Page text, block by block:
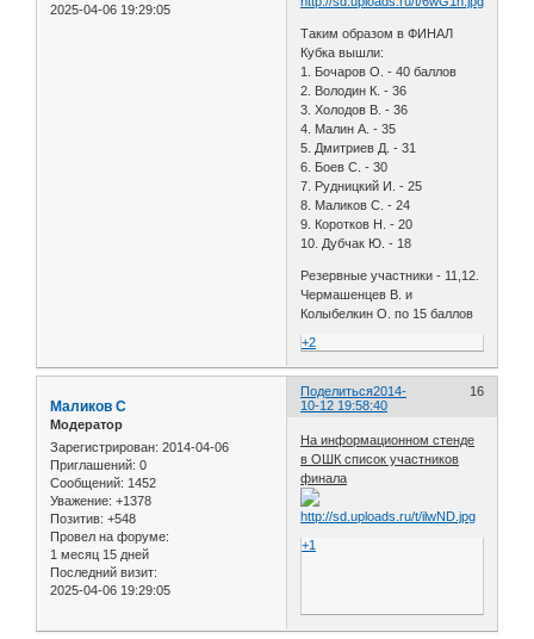
2025-04-06 19:29:05
Таким образом в ФИНАЛ
Кубка вышли:
1. Бочаров О. - 40 баллов
2. Володин К. - 36
3. Холодов В. - 36
4. Малин А. - 35
5. Дмитриев Д. - 31
6. Боев С. - 30
7. Рудницкий И. - 25
8. Маликов С. - 24
9. Коротков Н. - 20
10. Дубчак Ю. - 18
Резервные участники - 11,12.
Чермашенцев В. и
Колыбелкин О. по 15 баллов
+2
Поделиться 16
2014-
10-12 19:58:40
Маликов С
Модератор
Зарегистрирован: 2014-04-06
Приглашений: 0
Сообщений: 1452
Уважение: +1378
Позитив: +548
Провел на форуме:
1 месяц 15 дней
Последний визит:
2025-04-06 19:29:05
На информационном стенде
в ОШК список участников
финала
+1